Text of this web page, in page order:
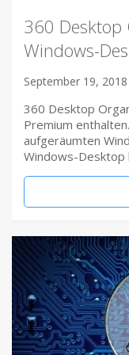
360 Desktop
Windows-
September 19, 2018
360 Desktop
Premium
aufgeräumten
Windows-Desktop